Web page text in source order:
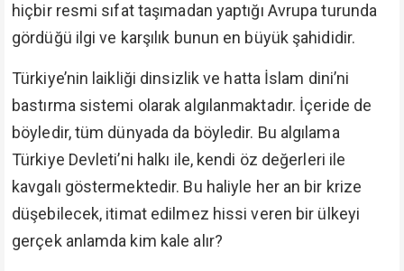
hiçbir resmi sıfat taşımadan yaptığı Avrupa turunda
gördüğü ilgi ve karşılık bunun en büyük şahididir.
Türkiye’nin laikliği dinsizlik ve hatta İslam dini’ni
bastırma sistemi olarak algılanmaktadır. İçeride de
böyledir, tüm dünyada da böyledir. Bu algılama
Türkiye Devleti’ni halkı ile, kendi öz değerleri ile
kavgalı göstermektedir. Bu haliyle her an bir krize
düşebilecek, itimat edilmez hissi veren bir ülkeyi
gerçek anlamda kim kale alır?